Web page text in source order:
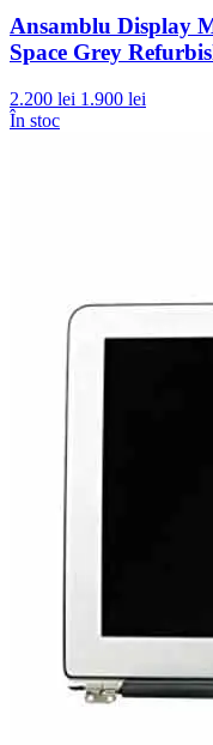
Ansamblu Display
Space Grey
2.200 lei 1.900 lei
În stoc